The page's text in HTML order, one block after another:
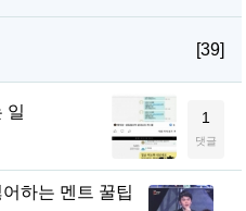
[39]
일 1
댓글
하는 멘트 꿀팁